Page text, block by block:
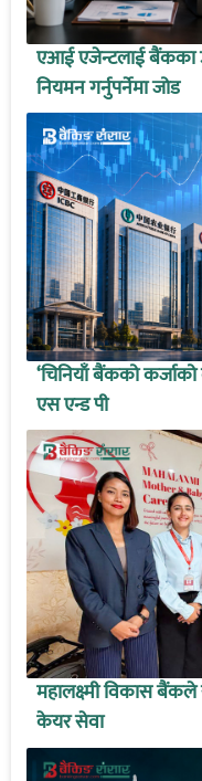
एआई एजेन्टलाई बैंकका
नियमन गर्नुपर्नेमा जोड
‘चिनियाँ बैंकको
एस एन्ड पी
महालक्ष्मी विकास बैंकले
केयर सेवा